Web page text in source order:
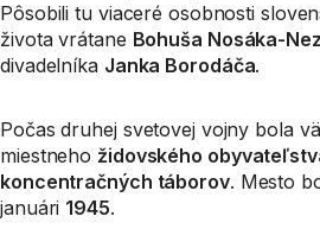
Pôsobili tu viaceré osobnosti
života vrátane Bohuša Nosáka-
divadelníka Janka Borodáča.
Počas druhej svetovej vojny bola
miestneho židovského
koncentračných táborov. Mesto
januári 1945.